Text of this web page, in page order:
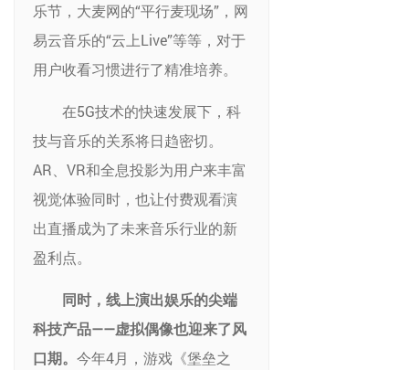
乐节，大麦网的“平行麦现场”，网
易云音乐的“云上Live”等等，对于
用户收看习惯进行了精准培养。
在5G技术的快速发展下，科
技与音乐的关系将日趋密切。
AR、VR和全息投影为用户来丰富
视觉体验同时，也让付费观看演
出直播成为了未来音乐行业的新
盈利点。
同时，线上演出娱乐的尖端
科技产品——虚拟偶像也迎来了风
口期。 今年4月，游戏《堡垒之